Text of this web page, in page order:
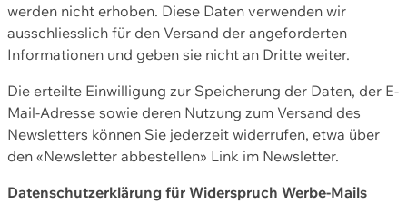
werden nicht erhoben. Diese Daten verwenden wir
ausschliesslich für den Versand der angeforderten
Informationen und geben sie nicht an Dritte weiter.
Die erteilte Einwilligung zur Speicherung der Daten, der E-
Mail-Adresse sowie deren Nutzung zum Versand des
Newsletters können Sie jederzeit widerrufen, etwa über
den «Newsletter abbestellen» Link im Newsletter.
Datenschutzerklärung für Widerspruch Werbe-Mails